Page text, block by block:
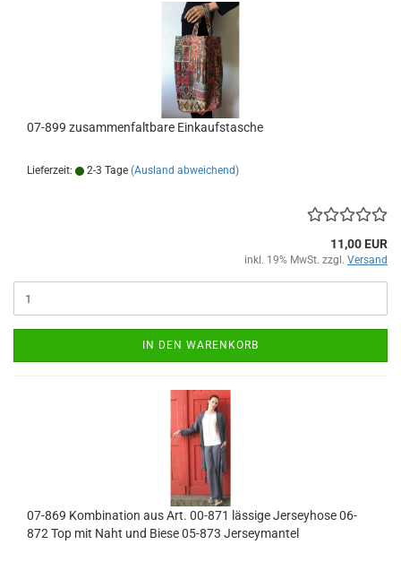
07-899 zusammenfaltbare Einkaufstasche
Lieferzeit: 2-3 Tage (Ausland abweichend)
11,00 EUR
inkl. 19% MwSt. zzgl. Versand
IN DEN WARENKORB
07-869 Kombination aus Art. 00-871 lässige Jerseyhose 06-
872 Top mit Naht und Biese 05-873 Jerseymantel